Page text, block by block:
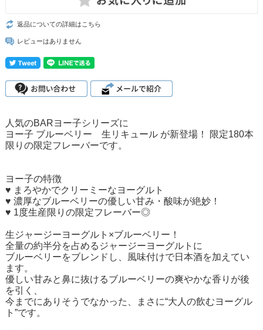
返品についての詳細はこちら
レビューはありません
人気のBARヨー子シリーズに
ヨー子 ブルーベリー 生リキュール が新登場！ 限定180本
限りの限定フレーバーです。
ヨー子の特徴
♥ まろやかでクリーミーなヨーグルト
♥ 濃厚なブルーベリーの優しい甘み・酸味が絶妙！
♥ 1度生産限りの限定フレーバー◎
生ジャージーヨーグルト×ブルーベリー！
全量の約半分を占めるジャージーヨーグルトに
ブルーベリーをブレンドし、風味付けで日本酒を加えてい
ます。
優しい甘みと鼻に抜けるブルーベリーの爽やかな香りが後
を引く、
今までにありそうでなかった、まさに“大人の飲むヨーグル
ト”です。